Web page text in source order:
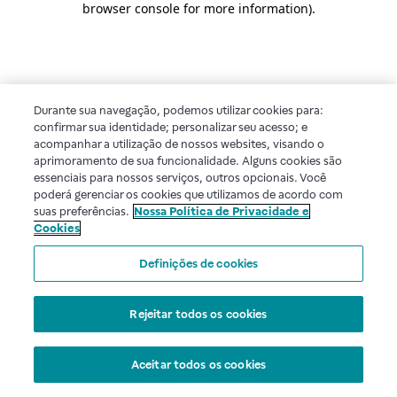
browser console for more information).
Durante sua navegação, podemos utilizar cookies para:
confirmar sua identidade; personalizar seu acesso; e
acompanhar a utilização de nossos websites, visando o
aprimoramento de sua funcionalidade. Alguns cookies são
essenciais para nossos serviços, outros opcionais. Você
poderá gerenciar os cookies que utilizamos de acordo com
suas preferências. Nossa Política de Privacidade e
Cookies
Definições de cookies
Rejeitar todos os cookies
Aceitar todos os cookies